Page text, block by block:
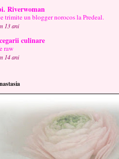
Riverwoman
trimite un blogger norocos la Predeal.
13 ani
culinare
raw
14 ani